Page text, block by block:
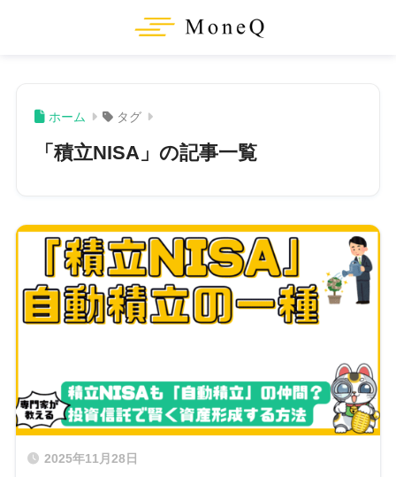
ホーム タグ
「積立NISA」の記事一覧
2025年11月28日